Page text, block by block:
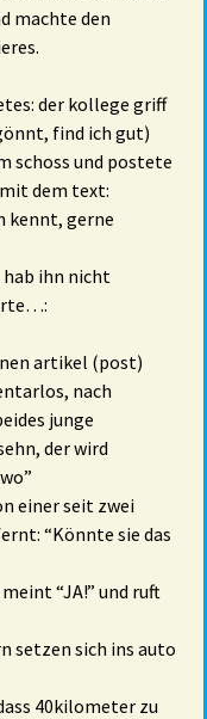
machte den
der kollege griff
find ich gut)
schoss und postete
dem text:
kennt, gerne
ihn nicht
artikel (post)
nach
junge
der wird
einer seit zwei
“Könnte sie das
“JA!” und ruft
setzen sich ins auto
40kilometer zu